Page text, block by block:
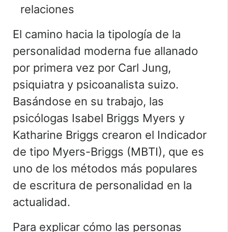
relaciones
El camino hacia la tipología de la
personalidad moderna fue allanado
por primera vez por Carl Jung,
psiquiatra y psicoanalista suizo.
Basándose en su trabajo, las
psicólogas Isabel Briggs Myers y
Katharine Briggs crearon el Indicador
de tipo Myers-Briggs (MBTI), que es
uno de los métodos más populares
de escritura de personalidad en la
actualidad.
Para explicar cómo las personas